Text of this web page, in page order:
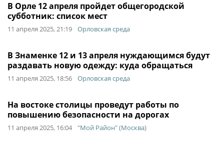
В Орле 12 апреля пройдет общегородской
субботник: список мест
11 апреля 2025, 21:19 Орловская среда
В Знаменке 12 и 13 апреля нуждающимся будут
раздавать новую одежду: куда обращаться
11 апреля 2025, 18:56 Орловская среда
На востоке столицы проведут работы по
повышению безопасности на дорогах
11 апреля 2025, 16:04 "Мой Район" (Москва)